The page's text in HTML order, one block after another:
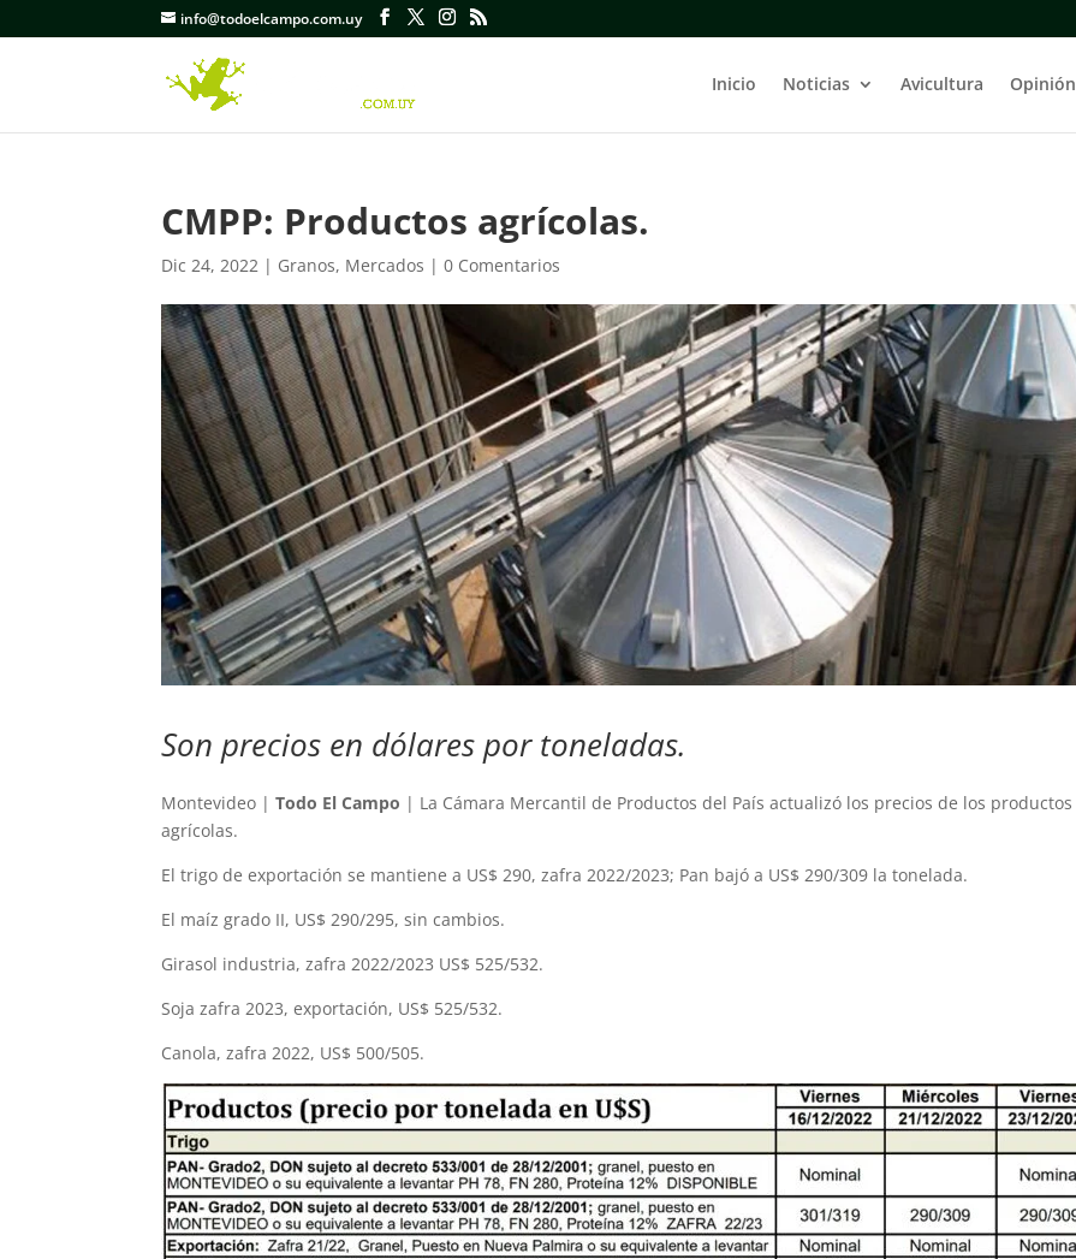
info@todoelcampo.com.uy
Inicio Noticias Avicultura Opinión
CMPP: Productos agrícolas.
Dic 24, 2022 | Granos, Mercados |0 Comentarios
Son precios en dólares por toneladas.
Montevideo |Todo El Campo | La Cámara Mercantil de Productos del País actualizó los precios de los productos
agrícolas.
El trigo de exportación se mantiene a US$ 290, zafra 2022/2023; Pan bajó a US$ 290/309 la tonelada.
El maíz grado II, US$ 290/295, sin cambios.
Girasol industria, zafra 2022/2023 US$ 525/532.
Soja zafra 2023, exportación, US$ 525/532.
Canola, zafra 2022, US$ 500/505.